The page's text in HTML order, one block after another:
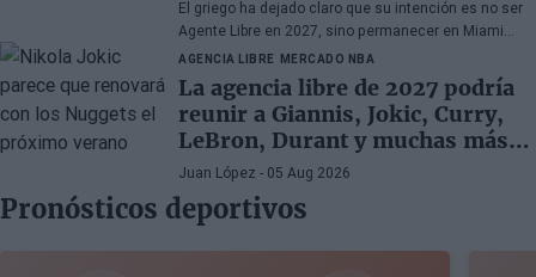
El griego ha dejado claro que su intención es no ser
Agente Libre en 2027, sino permanecer en Miami
Heat hasta el final de sus días en la NBA.
AGENCIA LIBRE MERCADO NBA
La agencia libre de 2027 podría
reunir a Giannis, Jokic, Curry,
LeBron, Durant y muchas más
superestrellas
Juan López - 05 Aug 2026
Pronósticos deportivos